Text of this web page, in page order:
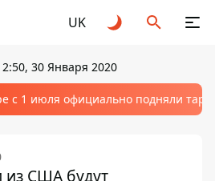
UK
30 Января 2020
с 1 июля официально подняли
из США будут